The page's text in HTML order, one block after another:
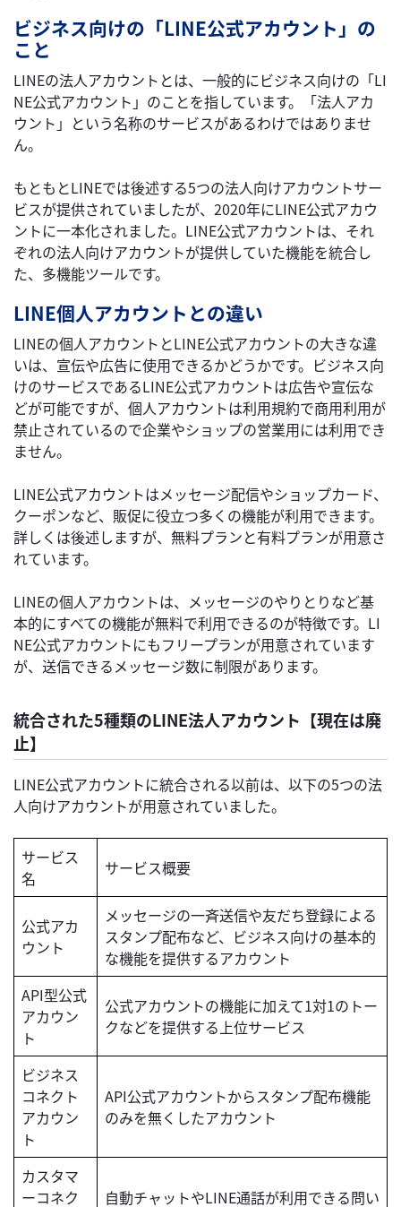
ビジネス向けの「LINE公式アカウント」の
こと
LINEの法人アカウントとは、一般的にビジネス向けの「LI
NE公式アカウント」のことを指しています。「法人アカ
ウント」という名称のサービスがあるわけではありませ
ん。
もともとLINEでは後述する5つの法人向けアカウントサー
ビスが提供されていましたが、2020年にLINE公式アカウ
ントに一本化されました。LINE公式アカウントは、それ
ぞれの法人向けアカウントが提供していた機能を統合し
た、多機能ツールです。
LINE個人アカウントとの違い
LINEの個人アカウントとLINE公式アカウントの大きな違
いは、宣伝や広告に使用できるかどうかです。ビジネス向
けのサービスであるLINE公式アカウントは広告や宣伝な
どが可能ですが、個人アカウントは利用規約で商用利用が
禁止されているので企業やショップの営業用には利用でき
ません。
LINE公式アカウントはメッセージ配信やショップカード、
クーポンなど、販促に役立つ多くの機能が利用できます。
詳しくは後述しますが、無料プランと有料プランが用意さ
れています。
LINEの個人アカウントは、メッセージのやりとりなど基
本的にすべての機能が無料で利用できるのが特徴です。LI
NE公式アカウントにもフリープランが用意されています
が、送信できるメッセージ数に制限があります。
統合された5種類のLINE法人アカウント【現在は廃
止】
LINE公式アカウントに統合される以前は、以下の5つの法
人向けアカウントが用意されていました。
サービス
名
サービス概要
公式アカ
ウント
メッセージの一斉送信や友だち登録による
スタンプ配布など、ビジネス向けの基本的
な機能を提供するアカウント
API型公式
アカウン
ト
公式アカウントの機能に加えて1対1のトー
クなどを提供する上位サービス
ビジネス
コネクト
アカウン
ト
API公式アカウントからスタンプ配布機能
のみを無くしたアカウント
カスタマ
ーコネク
自動チャットやLINE通話が利用できる問い